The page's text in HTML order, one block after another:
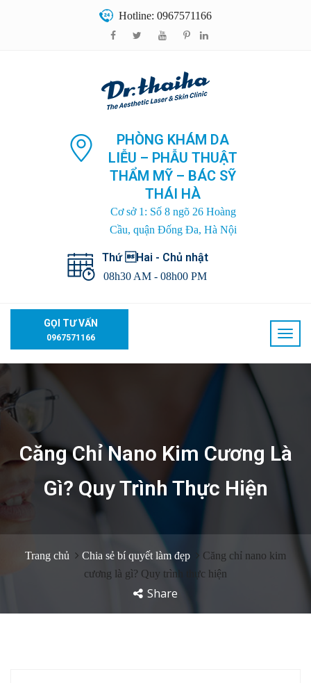
Hotline: 0967571166
PHÒNG KHÁM DA
LIỄU – PHẪU THUẬT
THẨM MỸ – BÁC SỸ
THÁI HÀ
Cơ sở 1: Số 8 ngõ 26 Hoàng
Cầu, quận Đống Đa, Hà Nội
Thứ Hai - Chủ nhật
08h30 AM - 08h00 PM
GỌI TƯ VẤN
0967571166
Căng Chỉ Nano Kim Cương Là
Gì? Quy Trình Thực Hiện
Trang chủ Chia sẻ bí quyết làm đẹp
Căng chỉ nano kim
cương là gì? Quy trình thực hiện
Share